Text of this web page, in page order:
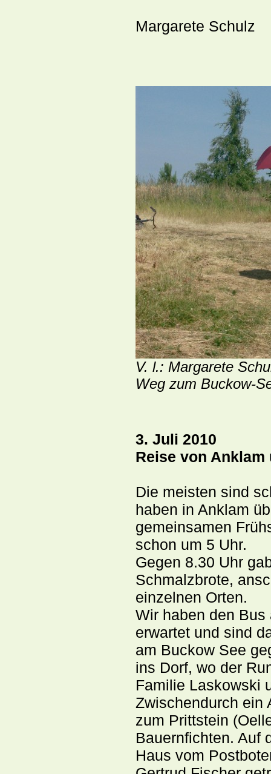
Margarete Schulz
V. l.: Margarete
Weg zum Buckow-
3. Juli 2010
Reise von
Die meisten sind
haben in Anklam
gemeinsamen
schon um 5 Uhr.
Gegen 8.30 Uhr
Schmalzbrote,
einzelnen Orten.
Wir haben den
erwartet und sind
am Buckow See
ins Dorf, wo der
Familie Laskowski
Zwischendurch ein
zum Prittstein
Bauernfichten. Auf
Haus vom